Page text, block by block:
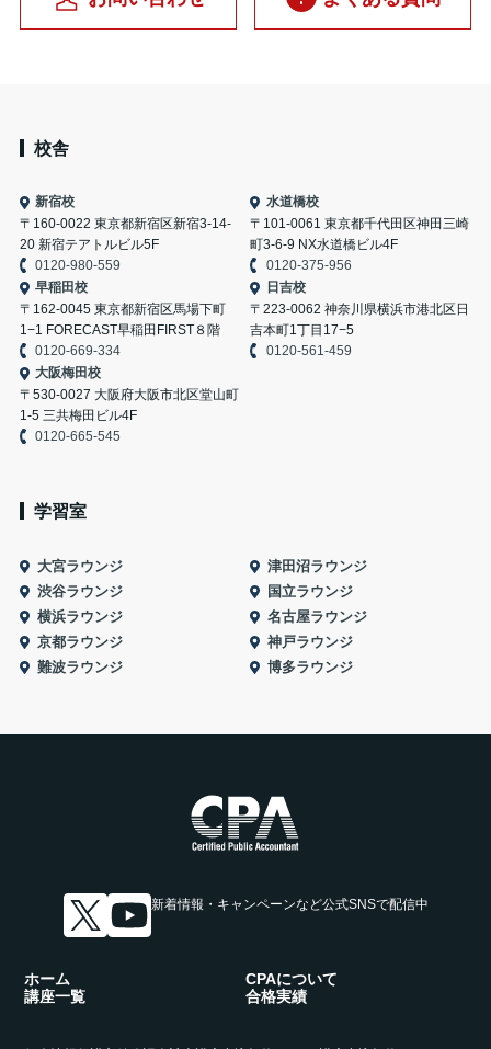
校舎
新宿校
〒160-0022 東京都新宿区新宿3-14-
20 新宿テアトルビル5F
0120-980-559
水道橋校
〒101-0061 東京都千代田区神田三崎
町3-6-9 NX水道橋ビル4F
0120-375-956
早稲田校
〒162-0045 東京都新宿区馬場下町
1−1 FORECAST早稲田FIRST８階
0120-669-334
日吉校
〒223-0062 神奈川県横浜市港北区日
吉本町1丁目17−5
0120-561-459
大阪梅田校
〒530-0027 大阪府大阪市北区堂山町
1-5 三共梅田ビル4F
0120-665-545
学習室
大宮ラウンジ
津田沼ラウンジ
渋谷ラウンジ
国立ラウンジ
横浜ラウンジ
名古屋ラウンジ
京都ラウンジ
神戸ラウンジ
難波ラウンジ
博多ラウンジ
新着情報・キャンペーンなど公式SNSで配信中
ホーム
CPAについて
講座一覧
合格実績